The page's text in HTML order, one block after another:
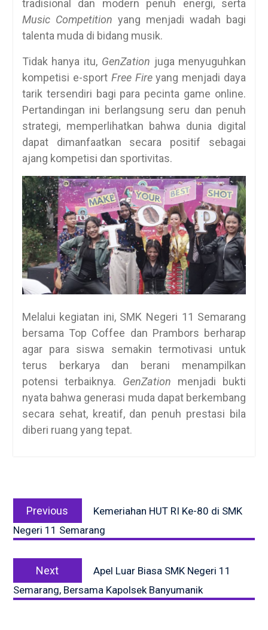
tradisional dan modern penuh energi, serta
Music Competition yang menjadi wadah bagi
talenta muda di bidang musik.
Tidak hanya itu, GenZation juga menyuguhkan
kompetisi e-sport Free Fireyang menjadi daya
tarik tersendiri bagi para pecinta game online.
Pertandingan ini berlangsung seru dan penuh
strategi, memperlihatkan bahwa dunia digital
dapat dimanfaatkan secara positif sebagai
ajang kompetisi dan sportivitas.
Melalui kegiatan ini, SMK Negeri 11 Semarang
bersama Top Coffee dan Prambors berharap
agar para siswa semakin termotivasi untuk
terus berkarya dan berani menampilkan
potensi terbaiknya. GenZation menjadi bukti
nyata bahwa generasi muda dapat berkembang
secara sehat, kreatif, dan penuh prestasi bila
diberi ruang yang tepat.
navigation
Previous
post:
Kemeriahan HUT RI Ke-80 di SMK
Negeri 11 Semarang
Next
post:
Apel Luar Biasa SMK Negeri 11
Semarang, Bersama Kapolsek Banyumanik